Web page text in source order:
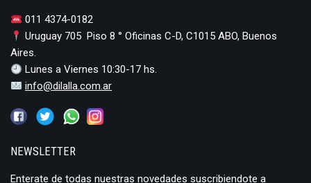
011 4374-0182
Uruguay 705 Piso 8 ° Oficinas C-D, C1015 ABO, Buenos
Aires.
Lunes a Viernes 10:30-17 hs.
info@dilalla.com.ar
NEWSLETTER
Enterate de todas nuestras novedades suscribiendote a